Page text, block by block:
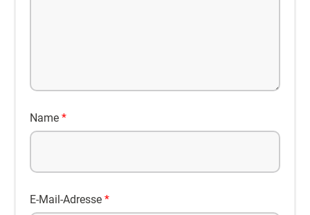
Name *
E-Mail-Adresse *